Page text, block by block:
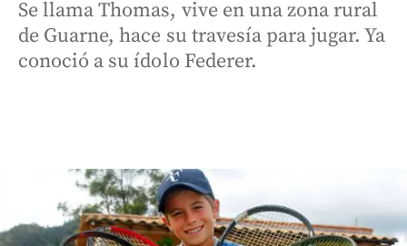
Se llama Thomas, vive en una zona rural
de Guarne, hace su travesía para jugar. Ya
conoció a su ídolo Federer.